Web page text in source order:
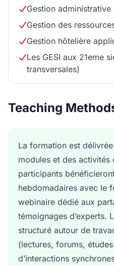
Gestion administrative
Gestion des
Gestion hôtelière
Les GESI aux 21eme
transversales)
Teaching
La formation est
modules et des activités
participants
hebdomadaires avec le
webinaire dédié aux
témoignages d’experts.
structuré autour de
(lectures, forums,
d’interactions